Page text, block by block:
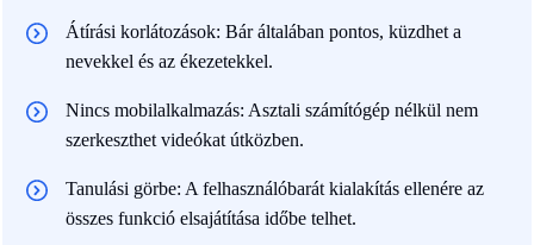
Átírási korlátozások: Bár általában pontos, küzdhet a
nevekkel és az ékezetekkel.
Nincs mobilalkalmazás: Asztali számítógép nélkül nem
szerkeszthet videókat útközben.
Tanulási görbe: A felhasználóbarát kialakítás ellenére az
összes funkció elsajátítása időbe telhet.